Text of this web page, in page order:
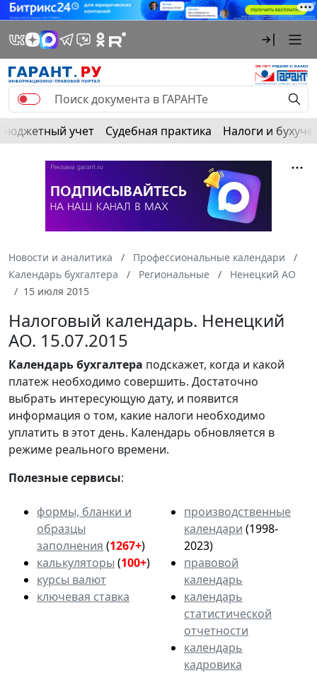
Бюджетный учет Судебная практика Налоги и
Новости и аналитика
Профессиональные календари
Календарь бухгалтера
Региональные
Ненецкий АО
15 июля 2015
Налоговый календарь. Ненецкий
АО. 15.07.2015
Календарьбухгалтера подскажет, когда и какой
платеж необходимо совершить. Достаточно
выбрать интересующую дату, и появится
информация о том, какие налоги необходимо
уплатить в этот день. Календарь обновляется в
режиме реального времени.
Полезные сервисы:
формы, бланки и
образцы
заполнения (1267+)
калькуляторы (100+)
курсы валют
ключевая ставка
производственные
календари (1998-
2023)
правовой
календарь
календарь
статистической
отчетности
календарь
кадровика